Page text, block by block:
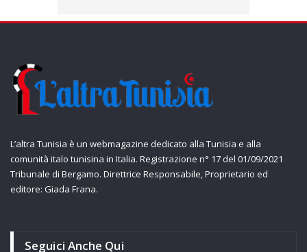
L’altra Tunisia è un webmagazine dedicato alla Tunisia e alla
comunità italo tunisina in Italia. Registrazione n° 17 del 01/09/2021
Tribunale di Bergamo. Direttrice Responsabile, Proprietario ed
editore: Giada Frana.
Seguici Anche Qui